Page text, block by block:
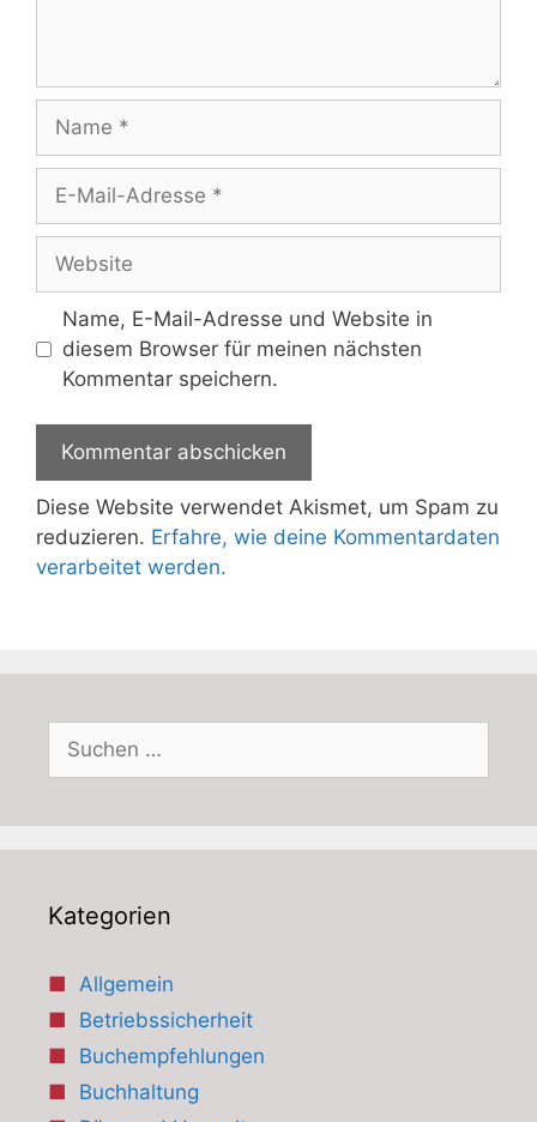
Mail-
Adresse
Name, E-Mail-Adresse und Website in
diesem Browser für meinen nächsten
Kommentar speichern.
Diese Website verwendet Akismet, um Spam zu
reduzieren. Erfahre, wie deine Kommentardaten
verarbeitet werden.
nach:
Kategorien
Allgemein
Betriebssicherheit
Buchempfehlungen
Buchhaltung